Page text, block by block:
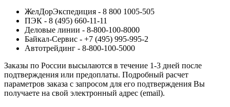
ЖелДорЭкспедиция - 8 800 1005-505
ПЭК - 8 (495) 660-11-11
Деловые линии - 8-800-100-8000
Байкал-Сервис - +7 (495) 995-995-2
Автотрейдинг - 8-800-100-5000
Заказы по России высылаются в течение 1-3 дней после
подтверждения или предоплаты. Подробный расчет
параметров заказа с запросом для его подтверждения Вы
получаете на свой электронный адрес (email).